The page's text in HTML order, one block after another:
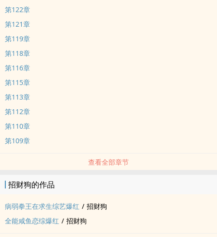
第122章
第121章
第119章
第118章
第116章
第115章
第113章
第112章
第110章
第109章
查看全部章节
招财狗的作品
病弱拳王在求生综艺爆红 / 招财狗
全能咸鱼恋综爆红 / 招财狗